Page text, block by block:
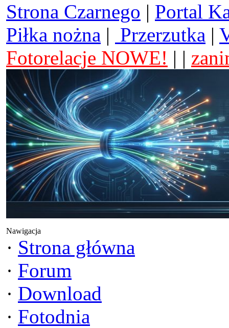
Strona Czarnego | Portal
Piłka nożna | Przerzutka |
Fotorelacje NOWE! | |
Nawigacja
· Strona główna
· Forum
· Download
· Fotodnia